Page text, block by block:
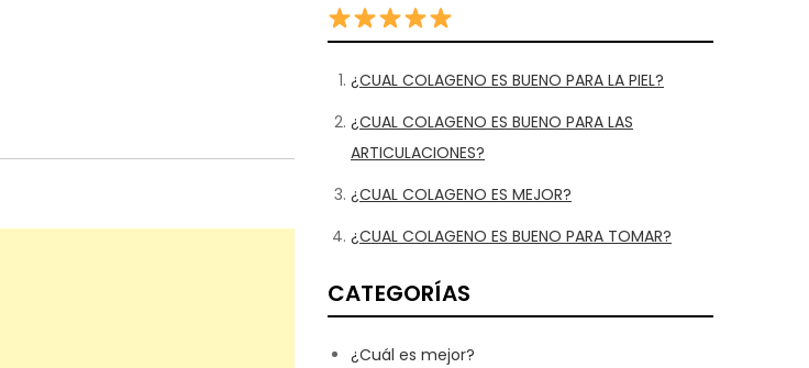
¿CUAL COLAGENO ES BUENO PARA LA PIEL?
¿CUAL COLAGENO ES BUENO PARA LAS
ARTICULACIONES?
¿CUAL COLAGENO ES MEJOR?
¿CUAL COLAGENO ES BUENO PARA TOMAR?
CATEGORÍAS
¿Cuál es mejor?